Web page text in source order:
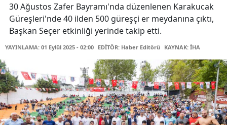
30 Ağustos Zafer Bayramı'nda düzenlenen Karakucak
Güreşleri'nde 40 ilden 500 güreşçi er meydanına çıktı,
Başkan Seçer etkinliği yerinde takip etti.
YAYINLAMA: 01 Eylül 2025 - 02:00 EDİTÖR: Haber Editörü KAYNAK: İHA